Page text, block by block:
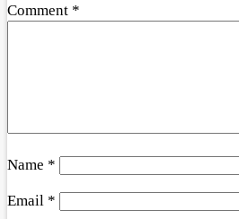
Comment *
Name *
Email *